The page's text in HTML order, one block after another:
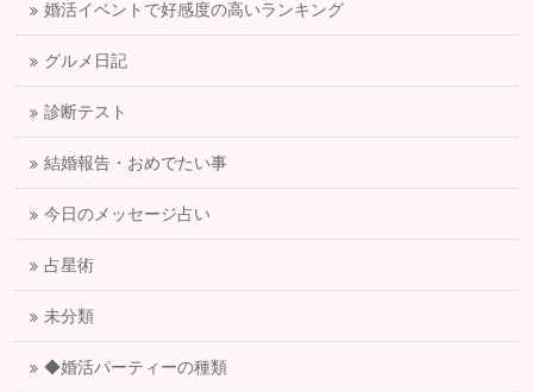
婚活イベントで好感度の高いランキング
グルメ日記
診断テスト
結婚報告・おめでたい事
今日のメッセージ占い
占星術
未分類
◆婚活パーティーの種類